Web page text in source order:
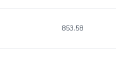
853.58